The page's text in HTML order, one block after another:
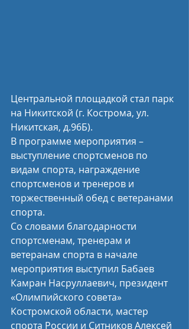
Центральной площадкой стал парк
на Никитской (г. Кострома, ул.
Никитская, д.96Б).
В программе мероприятия –
выступление спортсменов по
видам спорта, награждение
спортсменов и тренеров и
торжественный обед с ветеранами
спорта.
Со словами благодарности
спортсменам, тренерам и
ветеранам спорта в начале
мероприятия выступил Бабаев
Камран Насруллаевич, президент
«Олимпийского совета»
Костромской области, мастер
спорта России и Ситников Алексей